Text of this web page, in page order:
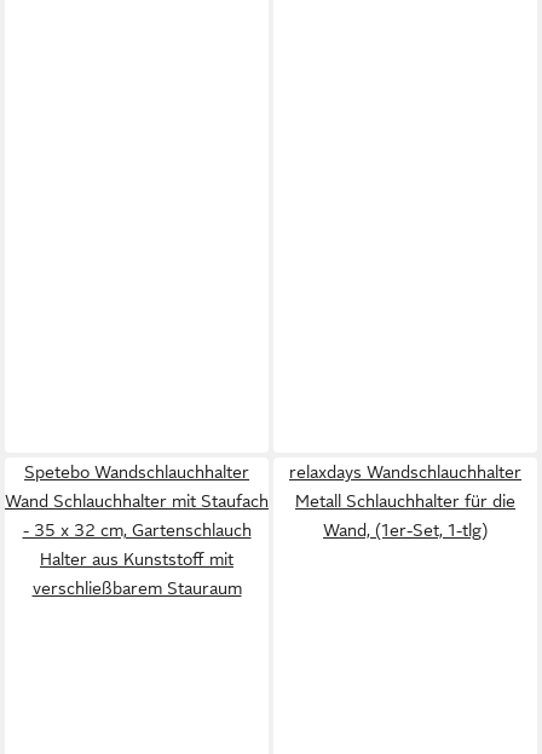
Spetebo Wandschlauchhalter
Wand Schlauchhalter mit Staufach
- 35 x 32 cm, Gartenschlauch
Halter aus Kunststoff mit
verschließbarem Stauraum
relaxdays Wandschlauchhalter
Metall Schlauchhalter für die
Wand, (1er-Set, 1-tlg)